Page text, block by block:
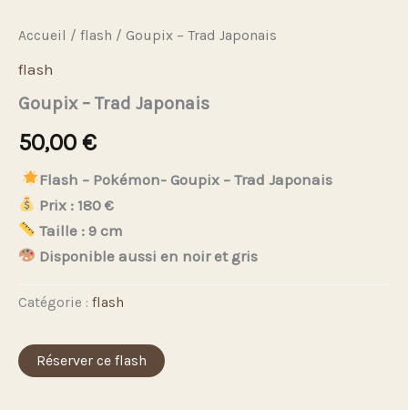
Accueil / flash / Goupix – Trad Japonais
flash
Goupix – Trad Japonais
50,00 €
Flash – Pokémon- Goupix – Trad Japonais
Prix : 180 €
Taille : 9 cm
Disponible aussi en noir et gris
Catégorie : flash
Réserver ce flash